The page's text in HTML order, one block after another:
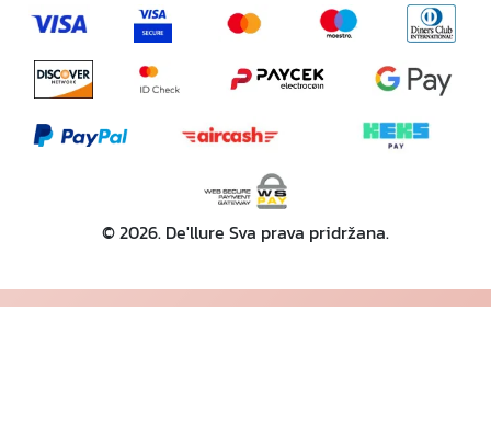
© 2026. De'llure Sva prava pridržana.